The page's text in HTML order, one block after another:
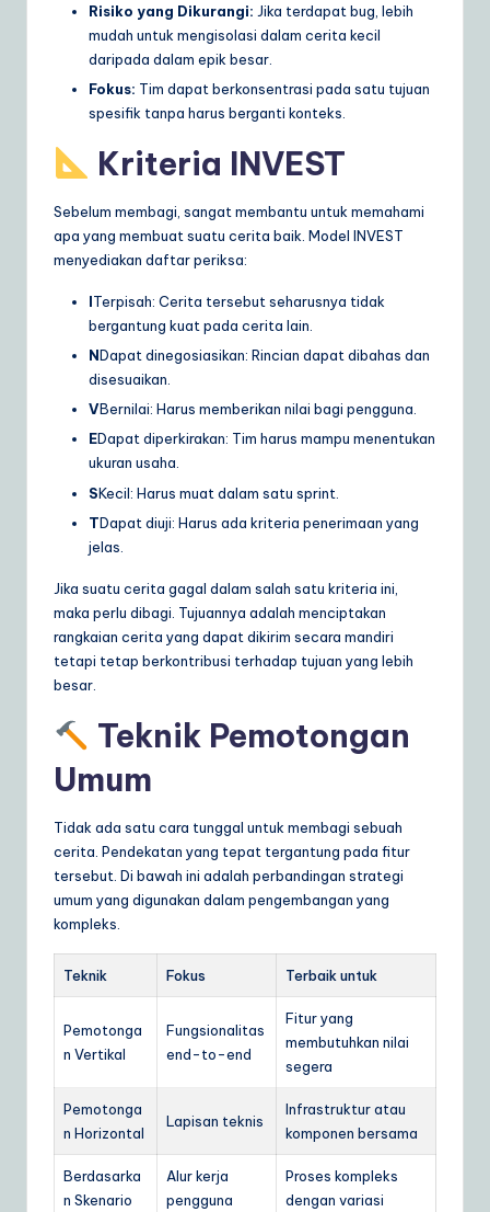
Risiko yang Dikurangi: Jika terdapat bug, lebih
mudah untuk mengisolasi dalam cerita kecil
daripada dalam epik besar.
Fokus: Tim dapat berkonsentrasi pada satu tujuan
spesifik tanpa harus berganti konteks.
Kriteria INVEST
Sebelum membagi, sangat membantu untuk memahami
apa yang membuat suatu cerita baik. Model INVEST
menyediakan daftar periksa:
ITerpisah: Cerita tersebut seharusnya tidak
bergantung kuat pada cerita lain.
NDapat dinegosiasikan: Rincian dapat dibahas dan
disesuaikan.
VBernilai: Harus memberikan nilai bagi pengguna.
EDapat diperkirakan: Tim harus mampu menentukan
ukuran usaha.
SKecil: Harus muat dalam satu sprint.
TDapat diuji: Harus ada kriteria penerimaan yang
jelas.
Jika suatu cerita gagal dalam salah satu kriteria ini,
maka perlu dibagi. Tujuannya adalah menciptakan
rangkaian cerita yang dapat dikirim secara mandiri
tetapi tetap berkontribusi terhadap tujuan yang lebih
besar.
Teknik Pemotongan
Umum
Tidak ada satu cara tunggal untuk membagi sebuah
cerita. Pendekatan yang tepat tergantung pada fitur
tersebut. Di bawah ini adalah perbandingan strategi
umum yang digunakan dalam pengembangan yang
kompleks.
Teknik Fokus Terbaik untuk
Pemotonga
n Vertikal
Fungsionalitas
end-to-end
Fitur yang
membutuhkan nilai
segera
Pemotonga
n Horizontal
Lapisan teknis
Infrastruktur atau
komponen bersama
Berdasarka
n Skenario
Alur kerja
pengguna
Proses kompleks
dengan variasi